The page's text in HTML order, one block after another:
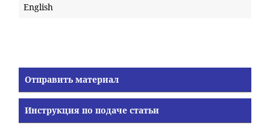
English
Отправить материал
Инструкция по подаче статьи